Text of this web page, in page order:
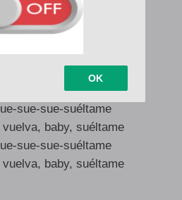
baby? Bésame
baby? Tócame
baby, suéltame
sue-sue-suéltame
baby, suéltame
sue-sue-suéltame
baby, suéltame